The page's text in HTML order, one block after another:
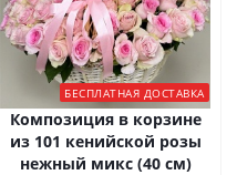
БЕСПЛАТНАЯ ДОСТАВКА
Композиция в корзине
из 101 кенийской розы
нежный микс (40 см)